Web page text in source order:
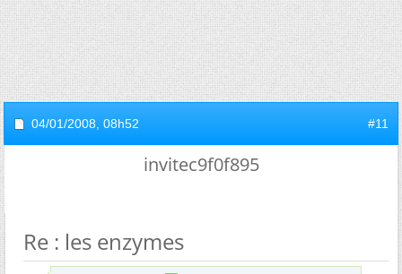
04/01/2008, 08h52 #11
invitec9f0f895
Re : les enzymes